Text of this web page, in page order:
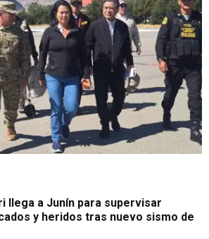
llega a Junín para supervisar
y heridos tras nuevo sismo de